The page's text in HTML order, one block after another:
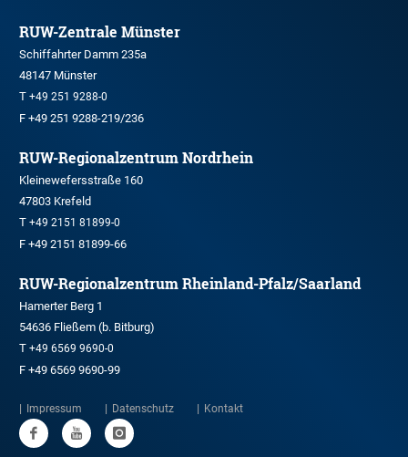
RUW-Zentrale Münster
Schiffahrter Damm 235a
48147 Münster
T +49 251 9288-0
F +49 251 9288-219/236
RUW-Regionalzentrum Nordrhein
Kleinewefersstraße 160
47803 Krefeld
T +49 2151 81899-0
F +49 2151 81899-66
RUW-Regionalzentrum Rheinland-Pfalz/Saarland
Hamerter Berg 1
54636 Fließem (b. Bitburg)
T +49 6569 9690-0
F +49 6569 9690-99
Impressum Datenschutz Kontakt